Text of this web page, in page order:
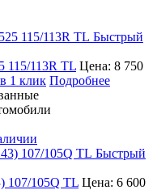
Быстрый
115/113R TL Цена: 8 750
1 клик Подробнее
Быстрый
107/105Q TL Цена: 6 600